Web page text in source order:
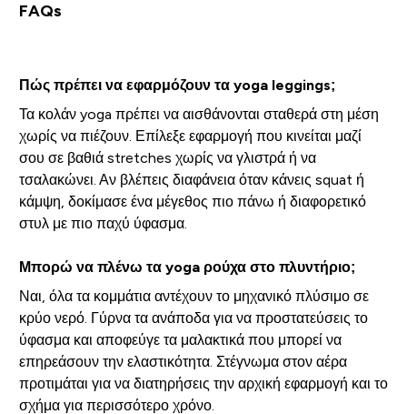
FAQs
Πώς πρέπει να εφαρμόζουν τα yoga leggings;
Τα κολάν yoga πρέπει να αισθάνονται σταθερά στη μέση
χωρίς να πιέζουν. Επίλεξε εφαρμογή που κινείται μαζί
σου σε βαθιά stretches χωρίς να γλιστρά ή να
τσαλακώνει. Αν βλέπεις διαφάνεια όταν κάνεις squat ή
κάμψη, δοκίμασε ένα μέγεθος πιο πάνω ή διαφορετικό
στυλ με πιο παχύ ύφασμα.
Μπορώ να πλένω τα yoga ρούχα στο πλυντήριο;
Ναι, όλα τα κομμάτια αντέχουν το μηχανικό πλύσιμο σε
κρύο νερό. Γύρνα τα ανάποδα για να προστατεύσεις το
ύφασμα και αποφεύγε τα μαλακτικά που μπορεί να
επηρεάσουν την ελαστικότητα. Στέγνωμα στον αέρα
προτιμάται για να διατηρήσεις την αρχική εφαρμογή και το
σχήμα για περισσότερο χρόνο.